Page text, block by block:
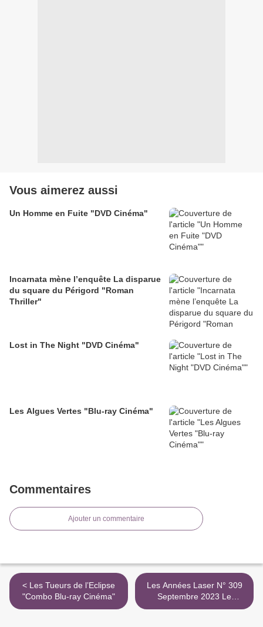
Vous aimerez aussi
Un Homme en Fuite "DVD Cinéma"
Incarnata mène l’enquête La disparue
du square du Périgord "Roman
Thriller"
Lost in The Night "DVD Cinéma"
Les Algues Vertes "Blu-ray Cinéma"
Commentaires
Ajouter un commentaire
< Les Tueurs de l’Eclipse
"Combo Blu-ray Cinéma"
Les Années Laser N° 309
Septembre 2023 Le
Magazine DVD, Blu-Ray,